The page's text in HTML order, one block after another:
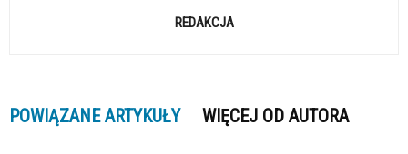
REDAKCJA
POWIĄZANE ARTYKUŁY WIĘCEJ OD AUTORA